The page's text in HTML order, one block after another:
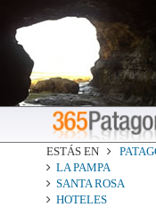
ESTÁS EN
LA PAMPA
SANTA ROSA
HOTELES